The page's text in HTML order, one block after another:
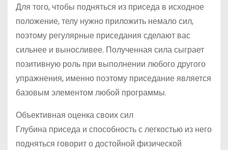
Для того, чтобы подняться из приседа в исходное
положение, телу нужно приложить немало сил,
поэтому регулярные приседания сделают вас
сильнее и выносливее. Полученная сила сыграет
позитивную роль при выполнении любого другого
упражнения, именно поэтому приседание является
базовым элементом любой программы.
Объективная оценка своих сил
Глубина приседа и способность с легкостью из него
подняться говорит о достойной физической